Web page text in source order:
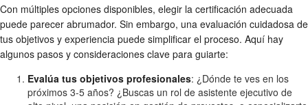
Con múltiples opciones disponibles, elegir la certificación adecuada
puede parecer abrumador. Sin embargo, una evaluación cuidadosa de
tus objetivos y experiencia puede simplificar el proceso. Aquí hay
algunos pasos y consideraciones clave para guiarte:
Evalúa tus objetivos profesionales: ¿Dónde te ves en los
próximos 3-5 años? ¿Buscas un rol de asistente ejecutivo de